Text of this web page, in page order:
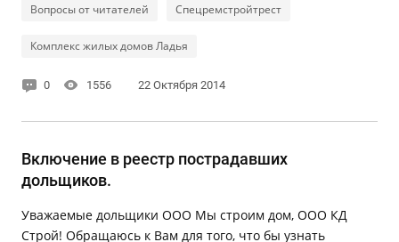
Вопросы от читателей Спецремстройтрест
Комплекс жилых домов Ладья
0 1556 22 Октября 2014
Включение в реестр пострадавших
дольщиков.
Уважаемые дольщики ООО Мы строим дом, ООО КД
Строй! Обращаюсь к Вам для того, что бы узнать